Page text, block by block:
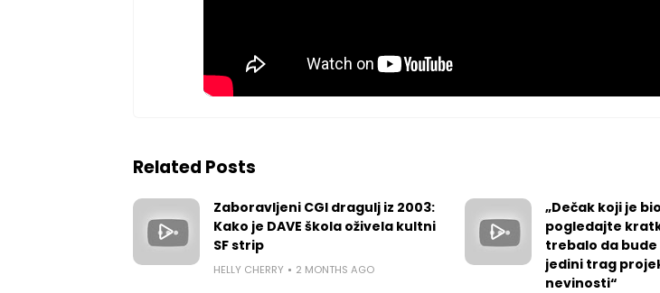
Related Posts
Zaboravljeni CGI dragulj iz 2003:
Kako je DAVE škola oživela kultni
SF strip
HELLY CHERRY 2 MONTHS AGO
„Dečak koji je
pogledajte
trebalo da
jedini trag
nevinosti“